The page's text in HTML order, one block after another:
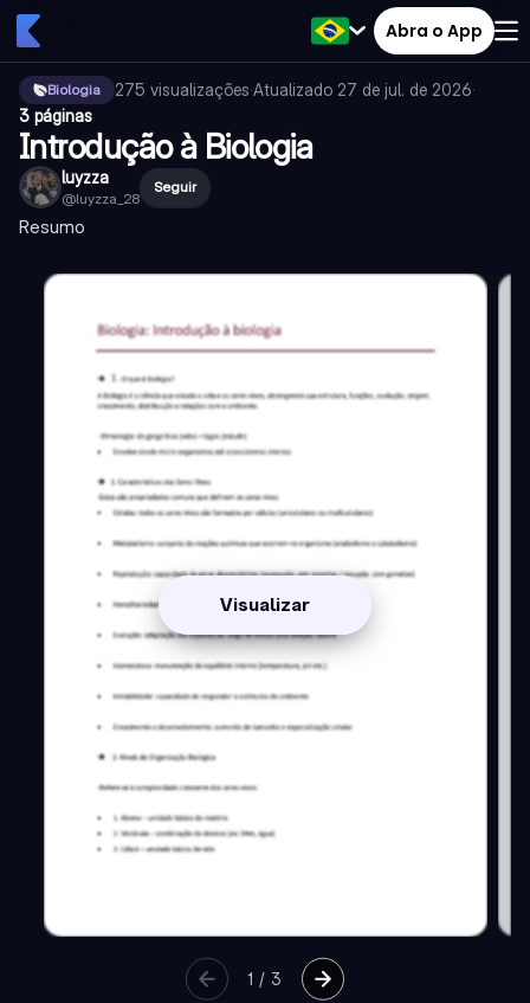
Abra o App
Biologia 275 visualizações·Atualizado 27 de jul. de 2026·
3 páginas
Introdução à Biologia
luyzza
@luyzza_28
Seguir
Resumo
Visualizar
1 / 3